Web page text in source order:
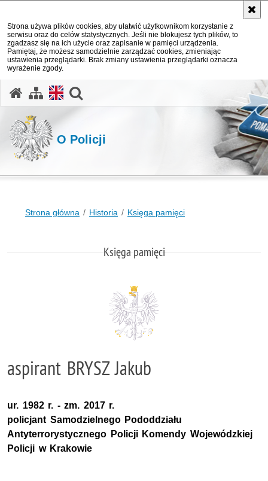
Strona używa plików cookies, aby ułatwić użytkownikom korzystanie z
serwisu oraz do celów statystycznych. Jeśli nie blokujesz tych plików, to
zgadzasz się na ich użycie oraz zapisanie w pamięci urządzenia.
Pamiętaj, że możesz samodzielnie zarządzać cookies, zmieniając
ustawienia przeglądarki. Brak zmiany ustawienia przeglądarki oznacza
wyrażenie zgody.
O Policji
Strona główna Historia Księga pamięci
Księga pamięci
aspirant BRYSZ Jakub
ur. 1982 r. - zm. 2017 r.
policjant Samodzielnego Pododdziału
Antyterrorystycznego Policji Komendy Wojewódzkiej
Policji w Krakowie